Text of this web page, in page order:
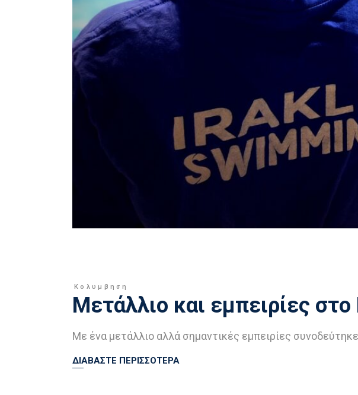
Κολυμβηση
Μετάλλιο και εμπειρίες
Με ένα μετάλλιο αλλά σημαντικές εμπειρίες
ΔΙΑΒΑΣΤΕ ΠΕΡΙΣΣΟΤΕΡΑ